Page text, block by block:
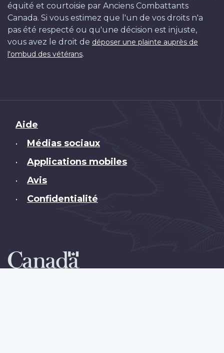
équité et courtoisie par Anciens Combattants
Canada. Si vous estimez que l'un de vos droits n'a
pas été respecté ou qu'une décision est injuste,
vous avez le droit de déposer une plainte auprès de
l'ombud des vétérans.
Brand
Aide
• Médias sociaux
• Applications mobiles
• Avis
• Confidentialité